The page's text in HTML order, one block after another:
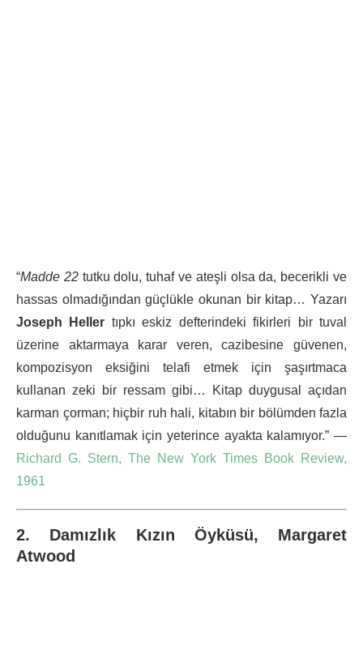
“Madde 22tutku dolu, tuhaf ve ateşli olsa da, becerikli ve
hassas olmadığından güçlükle okunan bir kitap… Yazarı
Joseph Heller tıpkı eskiz defterindeki fikirleri bir tuval
üzerine aktarmaya karar veren, cazibesine güvenen,
kompozisyon eksiğini telafi etmek için şaşırtmaca
kullanan zeki bir ressam gibi… Kitap duygusal açıdan
karman çorman; hiçbir ruh hali, kitabın bir bölümden fazla
olduğunu kanıtlamak için yeterince ayakta kalamıyor.” —
Richard G. Stern, The New York Times Book Review,
1961
2. Damızlık Kızın Öyküsü, Margaret
Atwood